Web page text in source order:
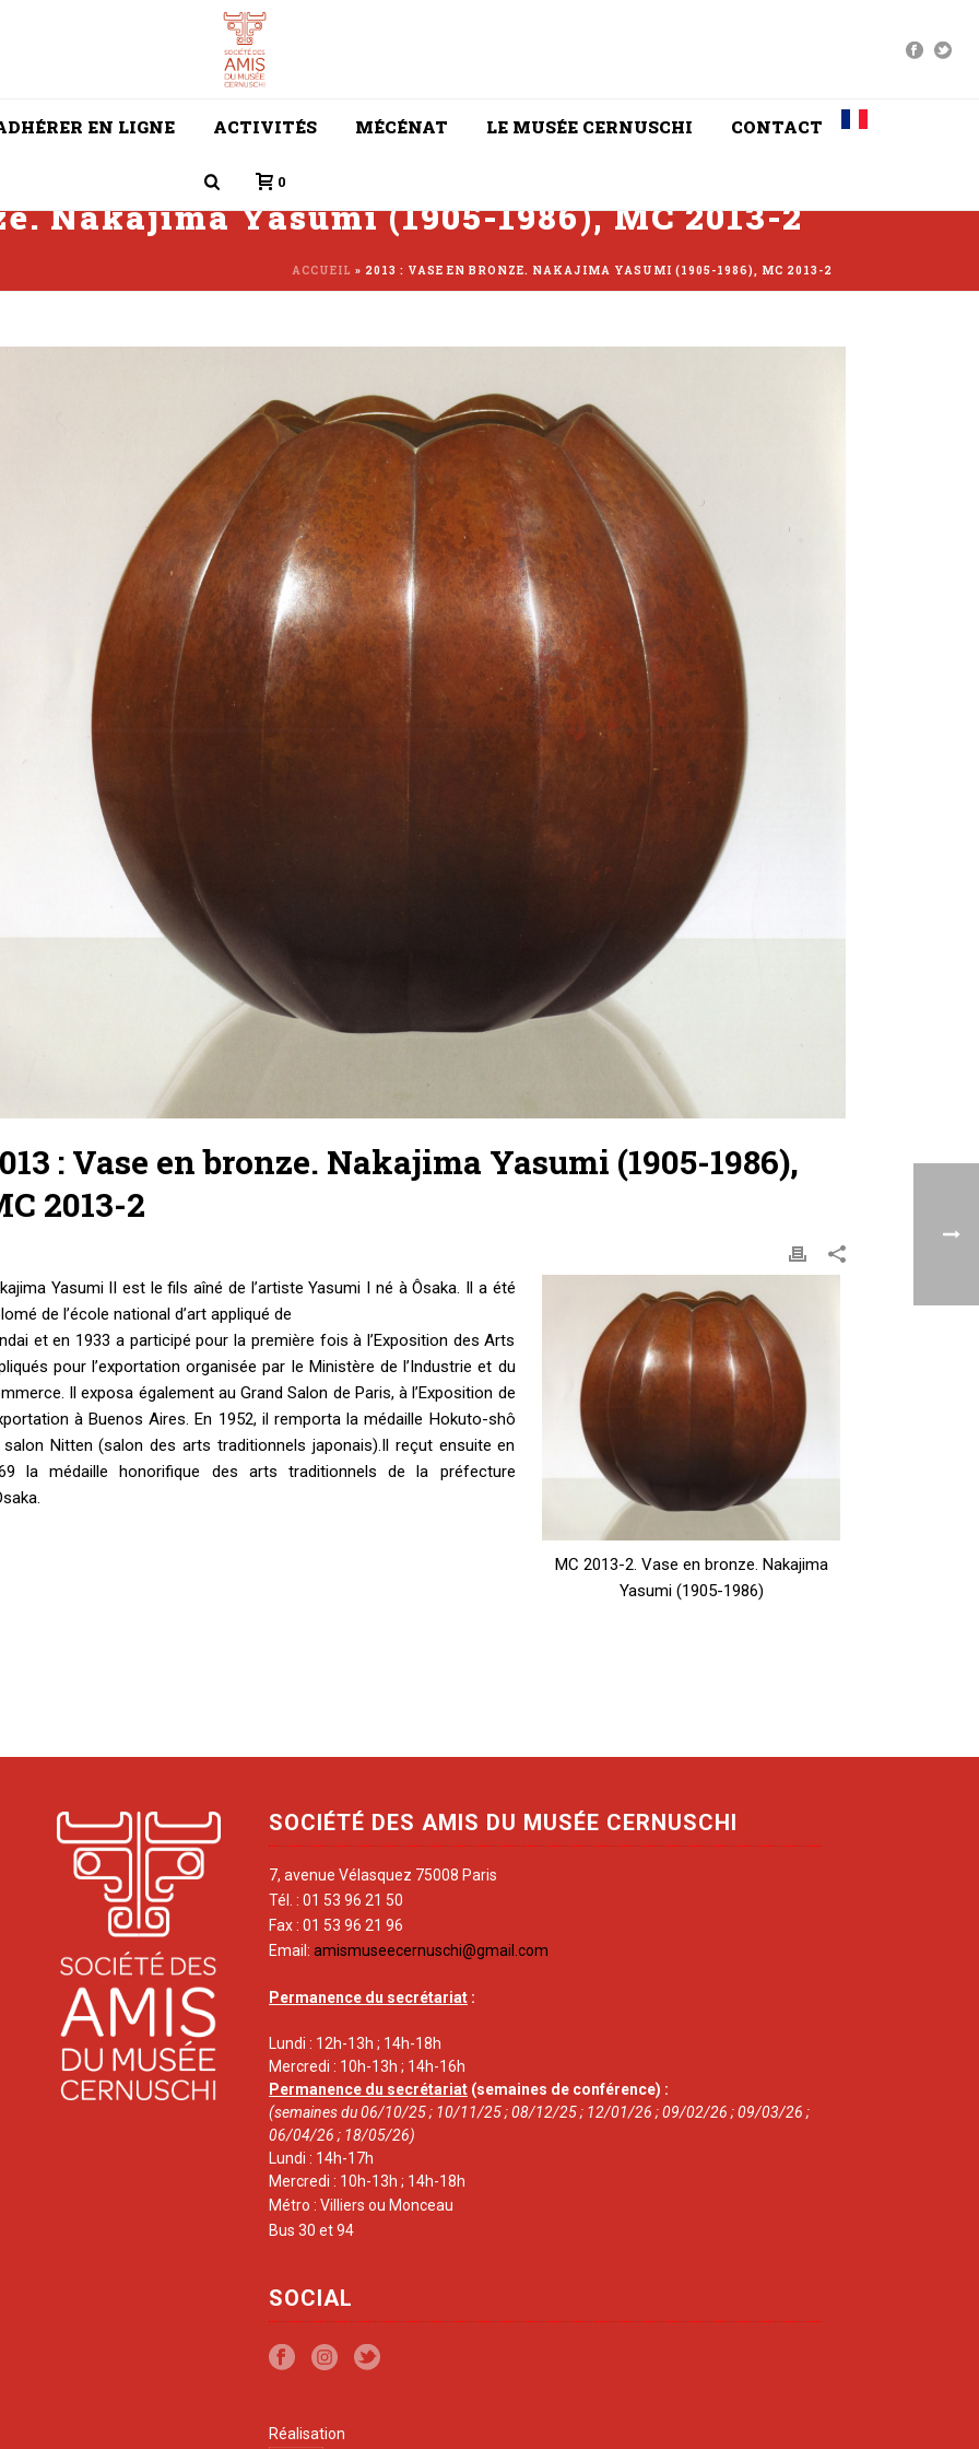
EN LIGNE ACTIVITÉS MÉCÉNAT LE MUSÉE CERNUSCHI CONTACT
0
Nakajima Yasumi (1905-1986), MC 2013-2
ACCUEIL » 2013 : VASE EN BRONZE. NAKAJIMA YASUMI (1905-1986), MC 2013-2
: Vase en bronze. Nakajima Yasumi (1905-1986),
2013-2
MC 2013-2. Vase en bronze. Nakajima
Yasumi (1905-1986)
Yasumi II est le fils aîné de l’artiste Yasumi I né à Ôsaka. Il a été
de l’école national d’art appliqué de
et en 1933 a participé pour la première fois à l’Exposition des Arts
pour l’exportation organisée par le Ministère de l’Industrie et du
Il exposa également au Grand Salon de Paris, à l’Exposition de
à Buenos Aires. En 1952, il remporta la médaille Hokuto-shô
salon Nitten (salon des arts traditionnels japonais).Il reçut ensuite en
la médaille honorifique des arts traditionnels de la préfecture
SOCIÉTÉ DES AMIS DU MUSÉE CERNUSCHI
7, avenue Vélasquez 75008 Paris
Tél. : 01 53 96 21 50
Fax : 01 53 96 21 96
Email: amismuseecernuschi@gmail.com
Permanence du secrétariat :
Lundi : 12h-13h ; 14h-18h
Mercredi : 10h-13h ; 14h-16h
Permanence du secrétariat (semaines de conférence) :
(semaines du 06/10/25 ; 10/11/25 ; 08/12/25 ; 12/01/26 ; 09/02/26 ; 09/03/26 ;
06/04/26 ; 18/05/26)
Lundi : 14h-17h
Mercredi : 10h-13h ; 14h-18h
Métro : Villiers ou Monceau
Bus 30 et 94
SOCIAL
Réalisation